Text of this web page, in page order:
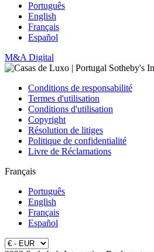
Português
English
Français
Español
M&A Digital
Conditions de responsabilité
Termes d'utilisation
Conditions d'utilisation
Copyright
Résolution de litiges
Politique de confidentialité
Livre de Réclamations
Français
Português
English
Français
Español